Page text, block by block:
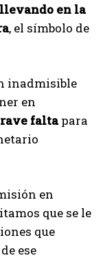
llevando en la
, el símbolo de
inadmisible
en
faltapara
en
que se le
que
ese